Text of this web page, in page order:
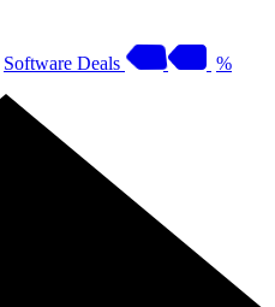
Software Deals %